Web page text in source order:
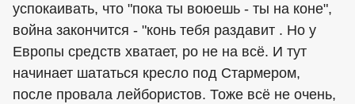
успокаивать, что "пока ты воюешь - ты на коне",
война закончится - "конь тебя раздавит . Но у
Европы средств хватает, ро не на всё. И тут
начинает шататься кресло под Стармером,
после провала лейбористов. Тоже всё не очень,